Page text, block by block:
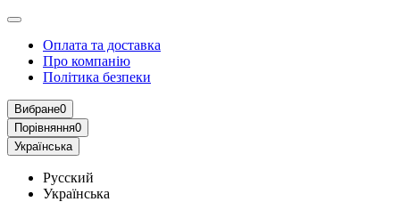
Оплата та доставка
Про компанію
Політика безпеки
Вибране0
Порівняння0
Українська
Русский
Українська